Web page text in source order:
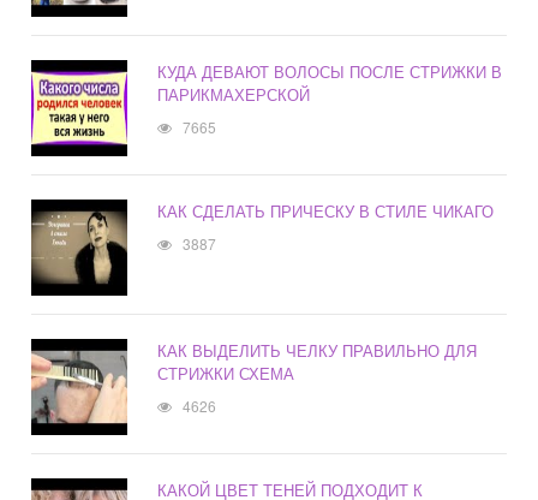
КУДА ДЕВАЮТ ВОЛОСЫ ПОСЛЕ СТРИЖКИ В
ПАРИКМАХЕРСКОЙ
7665
КАК СДЕЛАТЬ ПРИЧЕСКУ В СТИЛЕ ЧИКАГО
3887
КАК ВЫДЕЛИТЬ ЧЕЛКУ ПРАВИЛЬНО ДЛЯ
СТРИЖКИ СХЕМА
4626
КАКОЙ ЦВЕТ ТЕНЕЙ ПОДХОДИТ К